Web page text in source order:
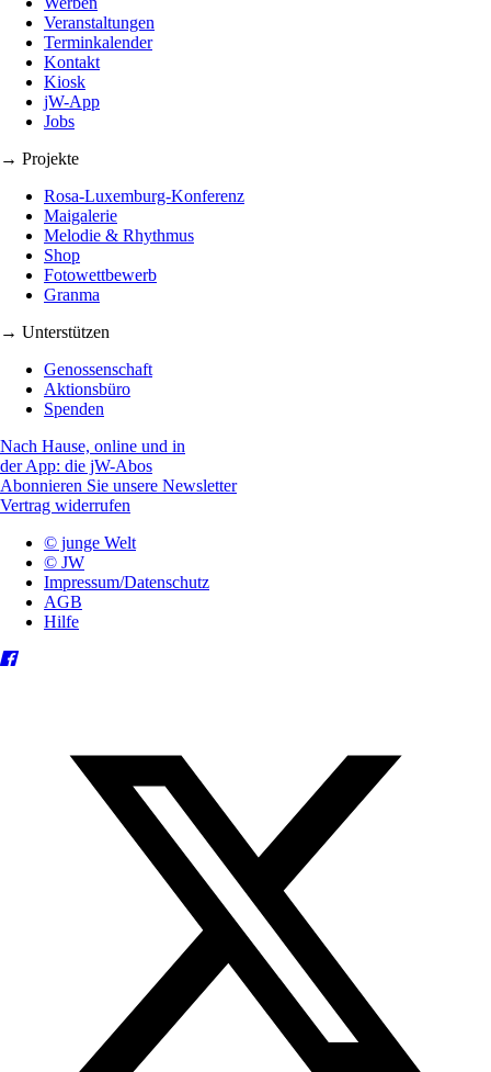
Veranstaltungen
Terminkalender
Kontakt
Kiosk
jW-App
Jobs
→ Projekte
Rosa-Luxemburg-Konferenz
Maigalerie
Melodie & Rhythmus
Shop
Fotowettbewerb
Granma
→ Unterstützen
Genossenschaft
Aktionsbüro
Spenden
Nach Hause, online und in
der App: die jW-Abos
Abonnieren Sie unsere Newsletter
Vertrag widerrufen
© junge Welt
© JW
Impressum/Datenschutz
AGB
Hilfe